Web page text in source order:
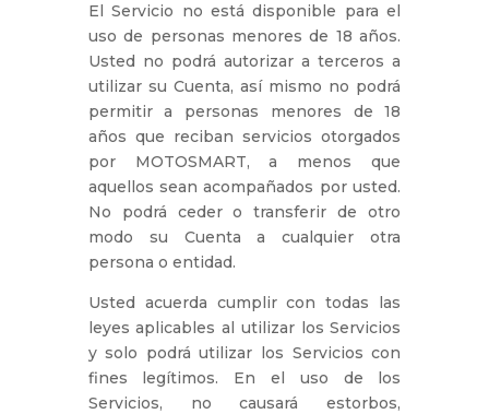
El Servicio no está disponible para el
uso de personas menores de 18 años.
Usted no podrá autorizar a terceros a
utilizar su Cuenta, así mismo no podrá
permitir a personas menores de 18
años que reciban servicios otorgados
por MOTOSMART, a menos que
aquellos sean acompañados por usted.
No podrá ceder o transferir de otro
modo su Cuenta a cualquier otra
persona o entidad.
Usted acuerda cumplir con todas las
leyes aplicables al utilizar los Servicios
y solo podrá utilizar los Servicios con
fines legítimos. En el uso de los
Servicios, no causará estorbos,